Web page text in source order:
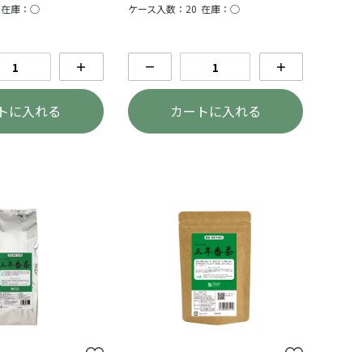
在庫：○
＋
に入れる
ケース入数：20 在庫：○
－ ＋
カートに入れる